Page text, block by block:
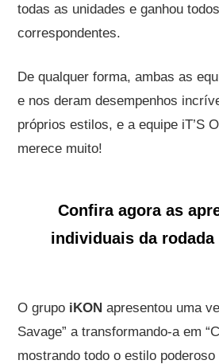
todas as unidades e ganhou
correspondentes.
De qualquer forma, ambas as
e nos deram desempenhos
próprios estilos, e a equipe iT’S
merece muito!
Confira agora as
individuais da rodada
O grupo iKON apresentou uma
Savage” a transformando-a em
mostrando todo o estilo